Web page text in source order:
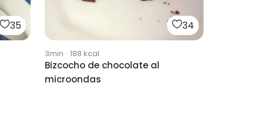
35 34
3min · 188 kcal
Bizcocho de chocolate al
microondas